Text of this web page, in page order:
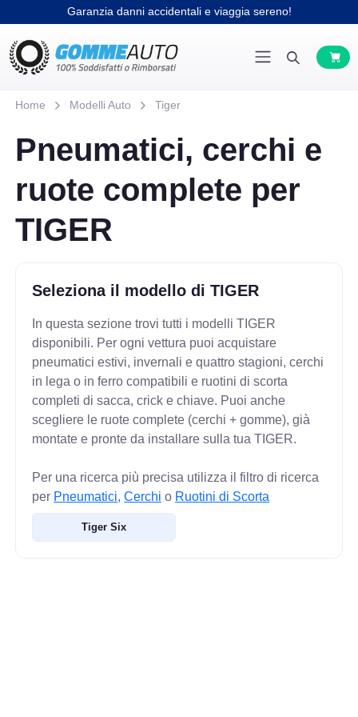
Garanzia danni accidentali e viaggia sereno!
Home Modelli Auto Tiger
Pneumatici, cerchi e
ruote complete per
TIGER
Seleziona il modello di TIGER
In questa sezione trovi tutti i modelli TIGER
disponibili. Per ogni vettura puoi acquistare
pneumatici estivi, invernali e quattro stagioni, cerchi
in lega o in ferro compatibili e ruotini di scorta
completi di sacca, crick e chiave. Puoi anche
scegliere le ruote complete (cerchi + gomme), già
montate e pronte da installare sulla tua TIGER.
Per una ricerca più precisa utilizza il filtro di ricerca
per Pneumatici,Cerchi o Ruotini di Scorta
Tiger Six